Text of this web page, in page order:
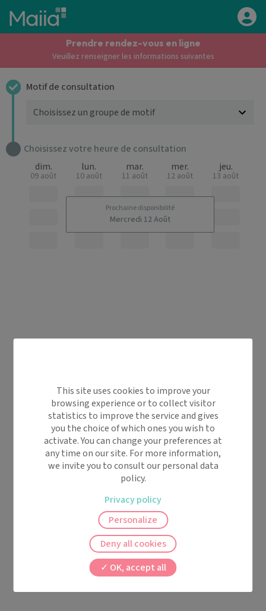
Aller au contenu principal
Prendre rendez-vous en ligne
Veuillez renseigner les informations suivantes
Motif de consultation
Choisissez votre heure de consultation
Prochaine disponibilité
Mercredi 12 Août
dim.
09 août
lun.
10 août
mar.
11 août
mer.
12 août
jeu.
13 août
This site uses cookies to improve your
browsing experience or to collect visitor
statistics to improve the service and gives
you the choice of which ones you wish to
activate. You can change your preferences at
any time on our site. For more information,
we invite you to consult our personal data
policy.
OK, accept all
Deny all cookies
Personalize
Privacy policy